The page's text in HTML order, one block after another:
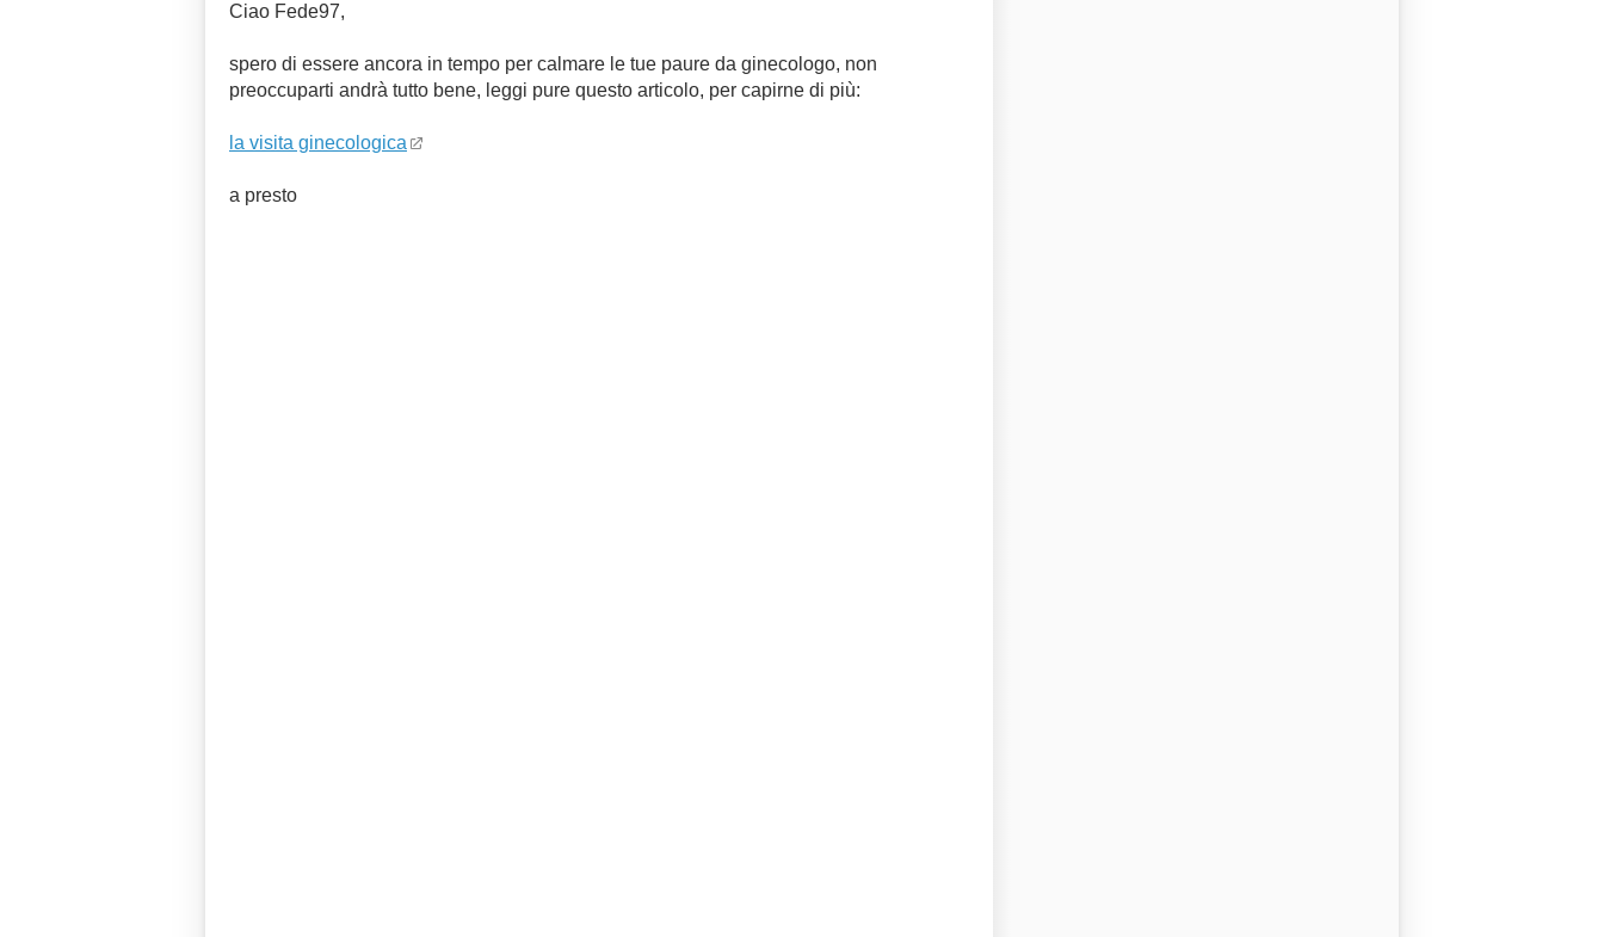
Ciao Fede97,
spero di essere ancora in tempo per calmare le tue paure da ginecologo, non
preoccuparti andrà tutto bene, leggi pure questo articolo, per capirne di più:
la visita ginecologica
a presto